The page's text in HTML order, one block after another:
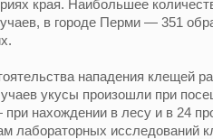
края. Наибольшее
в городе Перми — 351
нападения клещей
укусы произошли при
при нахождении в лесу и в 24
лабораторных исследований